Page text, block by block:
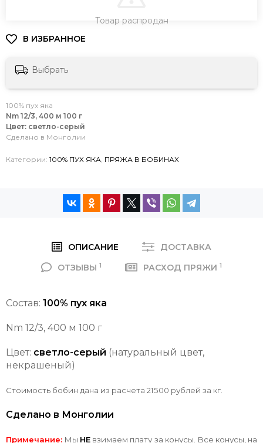
Товар распродан
Выбрать
100% пух яка
Nm 12/3, 400 м 100 г
Цвет: светло-серый
Сделано в Монголии
Категории: 100% ПУХ ЯКА ПРЯЖА В БОБИНАХ
ОПИСАНИЕ
ДОСТАВКА
ОТЗЫВЫ 1 РАСХОД ПРЯЖИ 1
Состав: 100% пух яка
Nm 12/3, 400 м 100 г
Цвет: светло-серый (натуральный цвет,
некрашеный)
Стоимость бобин дана из расчета 21500 рублей за кг.
Сделано в Монголии
Примечание: Мы НЕ взимаем плату за конусы. Все конусы, на